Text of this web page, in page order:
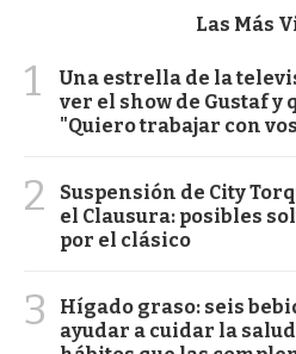
Las Más
1
Una estrella de la
ver el show de Gustaf y
"Quiero trabajar con
2
Suspensión de City
el Clausura: posibles
por el clásico
3
Hígado graso: seis
ayudar a cuidar la